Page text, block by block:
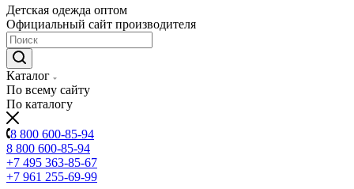
Детская одежда оптом
Официальный сайт производителя
Каталог
По всему сайту
По каталогу
8 800 600-85-94
8 800 600-85-94
+7 495 363-85-67
+7 961 255-69-99